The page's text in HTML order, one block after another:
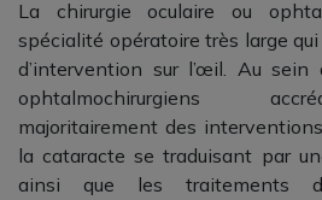
La chirurgie oculaire ou
spécialité opératoire très large
d’intervention sur l’œil. Au sein
ophtalmochirurgiens
majoritairement des
la cataracte se traduisant par
ainsi que les traitements